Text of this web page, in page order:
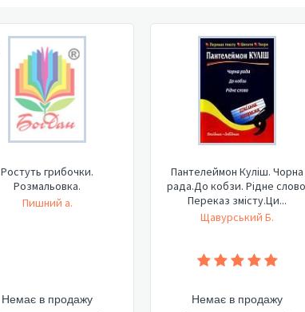
Ростуть грибочки.
Розмальовка.
Пишний а.
Немає в продажу
Пантелеймон Куліш. Чорна
рада.До кобзи. Рідне
Переказ змісту.Ци...
Щавурський Б.
Немає в продажу